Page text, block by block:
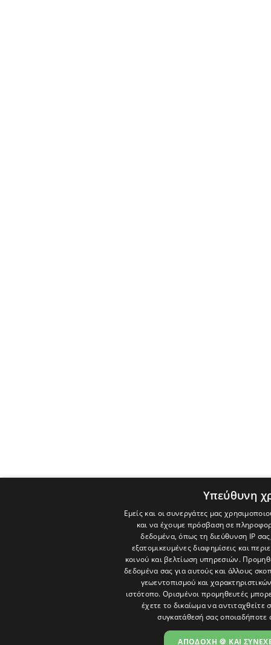
Υπεύθυνη
Εμείς και οι συνεργάτες μας
και να έχουμε πρόσβαση σε
δεδομένα, όπως τη διεύθυνση IP
εξατομικευμένες διαφημίσεις και
κοινού και βελτίωση υπηρεσιών.
δεδομένα σας για αυτούς και άλλους
γεωεντοπισμού και
ιστότοπο. Ορισμένοι προμηθευτές
έχετε το δικαίωμα να αντιταχθείτε
συγκατάθεσή σας οποιαδήποτε
ΑΠΟΔΟΧΗ 🍪 ΚΑΙ